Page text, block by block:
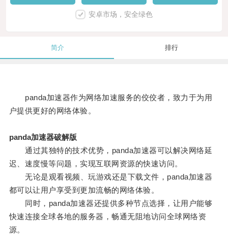
安卓市场，安全绿色
简介 排行
panda加速器作为网络加速服务的佼佼者，致力于为用
户提供更好的网络体验。
panda加速器破解版
通过其独特的技术优势，panda加速器可以解决网络延
迟、速度慢等问题，实现互联网资源的快速访问。
无论是观看视频、玩游戏还是下载文件，panda加速器
都可以让用户享受到更加流畅的网络体验。
同时，panda加速器还提供多种节点选择，让用户能够
快速连接全球各地的服务器，畅通无阻地访问全球网络资
源。